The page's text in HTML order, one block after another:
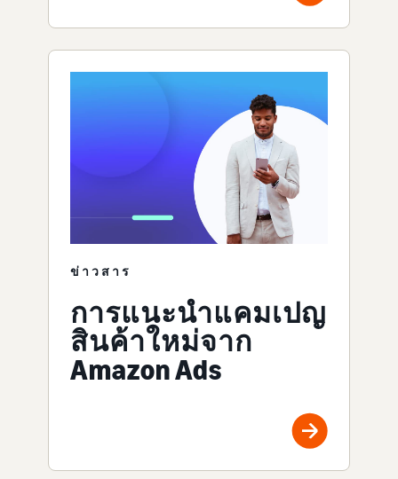
ข่าวสาร
การแนะนำแคมเปญ
สินค้าใหม่จาก
Amazon Ads